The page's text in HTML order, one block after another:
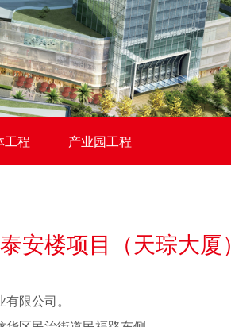
工程 产业园工程
安楼项目（天琮大厦）
限公司。